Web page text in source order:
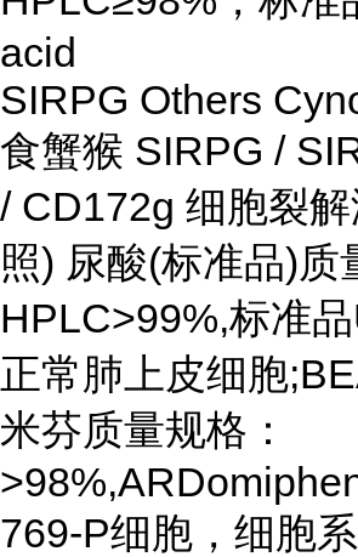
acid
SIRPG Others
食蟹猴 SIRPG /
/ CD172g 细胞裂
照) 尿酸(标准品)质
HPLC>99%,标准
正常肺上皮细胞
米芬质量规格：
769-P细胞，细胞